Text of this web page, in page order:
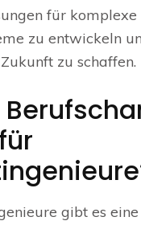
für komplexe
zu entwickeln
zu schaffen.
gibt es